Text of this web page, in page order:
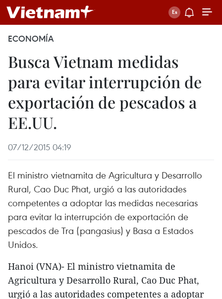
ECONOMÍA
Busca Vietnam medidas
para evitar interrupción de
exportación de pescados a
EE.UU.
07/12/2015 04:19
El ministro vietnamita de Agricultura y Desarrollo
Rural, Cao Duc Phat, urgió a las autoridades
competentes a adoptar las medidas necesarias
para evitar la interrupción de exportación de
pescados de Tra (pangasius) y Basa a Estados
Unidos.
Hanoi (VNA)- El ministro vietnamita de
Agricultura y Desarrollo Rural, Cao Duc Phat,
urgió a las autoridades competentes a adoptar